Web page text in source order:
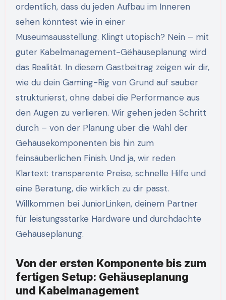
ordentlich, dass du jeden Aufbau im Inneren
sehen könntest wie in einer
Museumsausstellung. Klingt utopisch? Nein – mit
guter Kabelmanagement-Gëhäuseplanung wird
das Realität. In diesem Gastbeitrag zeigen wir dir,
wie du dein Gaming-Rig von Grund auf sauber
strukturierst, ohne dabei die Performance aus
den Augen zu verlieren. Wir gehen jeden Schritt
durch – von der Planung über die Wahl der
Gehäusekomponenten bis hin zum
feinsäuberlichen Finish. Und ja, wir reden
Klartext: transparente Preise, schnelle Hilfe und
eine Beratung, die wirklich zu dir passt.
Willkommen bei JuniorLinken, deinem Partner
für leistungsstarke Hardware und durchdachte
Gehäuseplanung.
Von der ersten Komponente bis zum
fertigen Setup: Gehäuseplanung
und Kabelmanagement